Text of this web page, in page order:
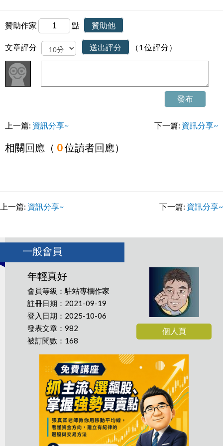
贊助作家 點 贊助他
文章評分 送出評分 （1 位評分）
發布
上一篇: 資訊分享~ 下一篇: 資訊分享~
相關回應（ 0位讀者回應）
上一篇: 資訊分享~ 下一篇: 資訊分享~
一般會員
年輕真好
會員等級：駐站專欄作家
註冊日期：2021-09-19
登入日期：2025-10-06
發表文章：982
被訂閱數：168
個人頁